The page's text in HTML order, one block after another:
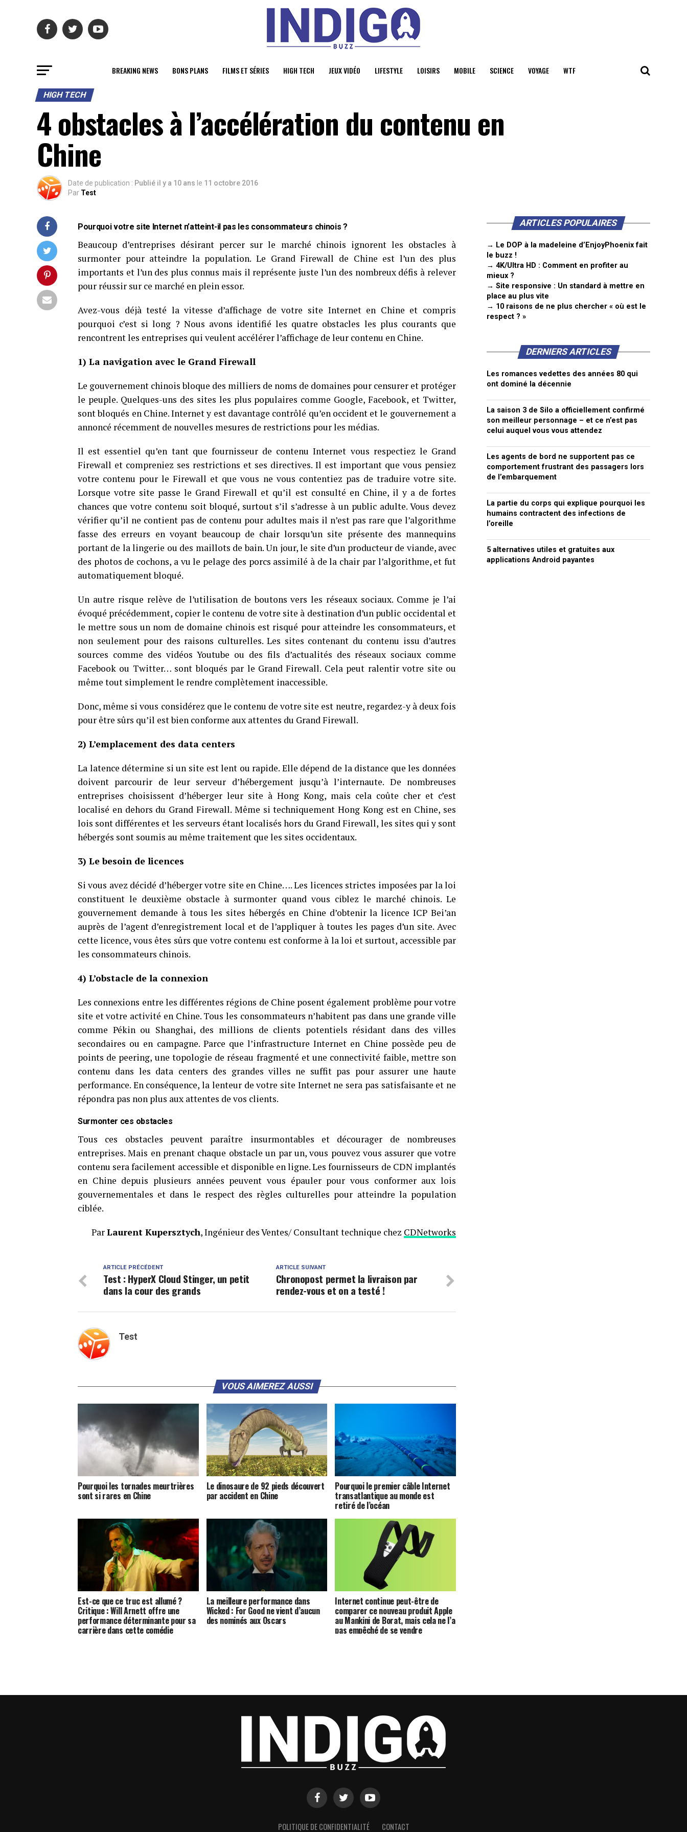
BREAKING NEWS BONS PLANS FILMS ET SÉRIES HIGH TECH JEUX VIDÉO LIFESTYLE LOISIRS MOBILE SCIENCE VOYAGE WTF
HIGH TECH
4 obstacles à l’accélération du contenu en
Chine
Date de publication : Publié il y a 10 ans le 11 octobre 2016
Par Test
Pourquoi votre site Internet n’atteint-il pas les consommateurs chinois ?
Beaucoup d’entreprises désirant percer sur le marché chinois ignorent les obstacles à
surmonter pour atteindre la population. Le Grand Firewall de Chine est l’un des plus
importants et l’un des plus connus mais il représente juste l’un des nombreux défis à relever
pour réussir sur ce marché en plein essor.
Avez-vous déjà testé la vitesse d’affichage de votre site Internet en Chine et compris
pourquoi c’est si long ? Nous avons identifié les quatre obstacles les plus courants que
rencontrent les entreprises qui veulent accélérer l’affichage de leur contenu en Chine.
1) La navigation avec le Grand Firewall
Le gouvernement chinois bloque des milliers de noms de domaines pour censurer et protéger
le peuple. Quelques-uns des sites les plus populaires comme Google, Facebook, et Twitter,
sont bloqués en Chine. Internet y est davantage contrôlé qu’en occident et le gouvernement a
annoncé récemment de nouvelles mesures de restrictions pour les médias.
Il est essentiel qu’en tant que fournisseur de contenu Internet vous respectiez le Grand
Firewall et compreniez ses restrictions et ses directives. Il est important que vous pensiez
votre contenu pour le Firewall et que vous ne vous contentiez pas de traduire votre site.
Lorsque votre site passe le Grand Firewall et qu’il est consulté en Chine, il y a de fortes
chances que votre contenu soit bloqué, surtout s’il s’adresse à un public adulte. Vous devez
vérifier qu’il ne contient pas de contenu pour adultes mais il n’est pas rare que l’algorithme
fasse des erreurs en voyant beaucoup de chair lorsqu’un site présente des mannequins
portant de la lingerie ou des maillots de bain. Un jour, le site d’un producteur de viande, avec
des photos de cochons, a vu le pelage des porcs assimilé à de la chair par l’algorithme, et fut
automatiquement bloqué.
Un autre risque relève de l’utilisation de boutons vers les réseaux sociaux. Comme je l’ai
évoqué précédemment, copier le contenu de votre site à destination d’un public occidental et
le mettre sous un nom de domaine chinois est risqué pour atteindre les consommateurs, et
non seulement pour des raisons culturelles. Les sites contenant du contenu issu d’autres
sources comme des vidéos Youtube ou des fils d’actualités des réseaux sociaux comme
Facebook ou Twitter… sont bloqués par le Grand Firewall. Cela peut ralentir votre site ou
même tout simplement le rendre complètement inaccessible.
Donc, même si vous considérez que le contenu de votre site est neutre, regardez-y à deux fois
pour être sûrs qu’il est bien conforme aux attentes du Grand Firewall.
2) L’emplacement des data centers
La latence détermine si un site est lent ou rapide. Elle dépend de la distance que les données
doivent parcourir de leur serveur d’hébergement jusqu’à l’internaute. De nombreuses
entreprises choisissent d’héberger leur site à Hong Kong, mais cela coûte cher et c’est
localisé en dehors du Grand Firewall. Même si techniquement Hong Kong est en Chine, ses
lois sont différentes et les serveurs étant localisés hors du Grand Firewall, les sites qui y sont
hébergés sont soumis au même traitement que les sites occidentaux.
3) Le besoin de licences
Si vous avez décidé d’héberger votre site en Chine…. Les licences strictes imposées par la loi
constituent le deuxième obstacle à surmonter quand vous ciblez le marché chinois. Le
gouvernement demande à tous les sites hébergés en Chine d’obtenir la licence ICP Bei’an
auprès de l’agent d’enregistrement local et de l’appliquer à toutes les pages d’un site. Avec
cette licence, vous êtes sûrs que votre contenu est conforme à la loi et surtout, accessible par
les consommateurs chinois.
4) L’obstacle de la connexion
Les connexions entre les différentes régions de Chine posent également problème pour votre
site et votre activité en Chine. Tous les consommateurs n’habitent pas dans une grande ville
comme Pékin ou Shanghai, des millions de clients potentiels résidant dans des villes
secondaires ou en campagne. Parce que l’infrastructure Internet en Chine possède peu de
points de peering, une topologie de réseau fragmenté et une connectivité faible, mettre son
contenu dans les data centers des grandes villes ne suffit pas pour assurer une haute
performance. En conséquence, la lenteur de votre site Internet ne sera pas satisfaisante et ne
répondra pas non plus aux attentes de vos clients.
Surmonter ces obstacles
Tous ces obstacles peuvent paraître insurmontables et décourager de nombreuses
entreprises. Mais en prenant chaque obstacle un par un, vous pouvez vous assurer que votre
contenu sera facilement accessible et disponible en ligne. Les fournisseurs de CDN implantés
en Chine depuis plusieurs années peuvent vous épauler pour vous conformer aux lois
gouvernementales et dans le respect des règles culturelles pour atteindre la population
ciblée.
ParLaurent Kupersztych, Ingénieur des Ventes/ Consultant technique chez CDNetworks
ARTICLE SUIVANT
Chronopost permet la livraison par
rendez-vous et on a testé !
ARTICLE PRÉCÉDENT
Test : HyperX Cloud Stinger, un petit
dans la cour des grands
Test
VOUS AIMEREZ AUSSI
Pourquoi les tornades meurtrières
sont si rares en Chine
Le dinosaure de 92 pieds découvert
par accident en Chine
Pourquoi le premier câble Internet
transatlantique au monde est
retiré de l’océan
Est-ce que ce truc est allumé ?
Critique : Will Arnett offre une
performance déterminante pour sa
carrière dans cette comédie
La meilleure performance dans
Wicked : For Good ne vient d’aucun
des nominés aux Oscars
Internet continue peut-être de
comparer ce nouveau produit Apple
au Mankini de Borat, mais cela ne l’a
pas empêché de se vendre
ARTICLES POPULAIRES
→ Le DOP à la madeleine d’EnjoyPhoenix fait
le buzz !
→ 4K/Ultra HD : Comment en profiter au
mieux ?
→ Site responsive : Un standard à mettre en
place au plus vite
→ 10 raisons de ne plus chercher « où est le
respect ? »
DERNIERS ARTICLES
Les romances vedettes des années 80 qui
ont dominé la décennie
La saison 3 de Silo a officiellement confirmé
son meilleur personnage – et ce n’est pas
celui auquel vous vous attendez
Les agents de bord ne supportent pas ce
comportement frustrant des passagers lors
de l’embarquement
La partie du corps qui explique pourquoi les
humains contractent des infections de
l’oreille
5 alternatives utiles et gratuites aux
applications Android payantes
POLITIQUE DE CONFIDENTIALITÉ CONTACT